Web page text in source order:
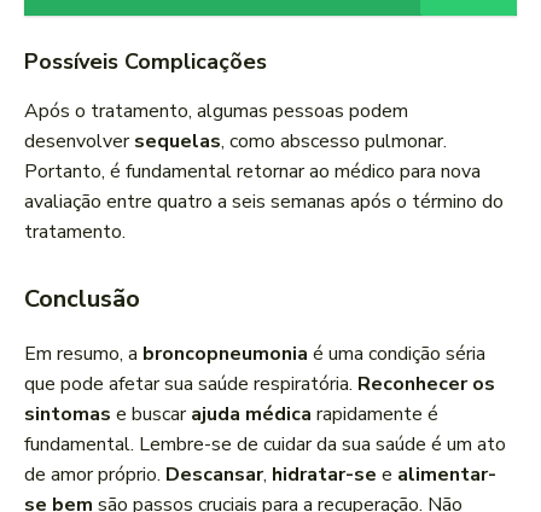
Possíveis Complicações
Após o tratamento, algumas pessoas podem
desenvolversequelas, como abscesso pulmonar.
Portanto, é fundamental retornar ao médico para nova
avaliação entre quatro a seis semanas após o término do
tratamento.
Conclusão
Em resumo, a broncopneumonia é uma condição séria
que pode afetar sua saúde respiratória. Reconhecer os
sintomas e buscarajuda médica rapidamente é
fundamental. Lembre-se de cuidar da sua saúde é um ato
de amor próprio. Descansar, hidratar-se e alimentar-
se bem são passos cruciais para a recuperação. Não